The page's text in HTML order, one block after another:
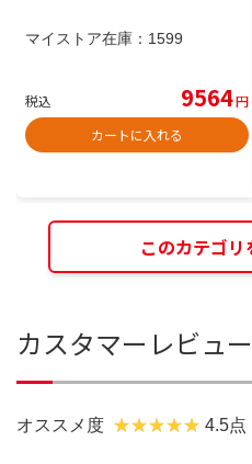
マイストア在庫： 1599
税込 9564円
カートに入れる
このカテゴ
カスタマーレビュー
オススメ度 4.5点